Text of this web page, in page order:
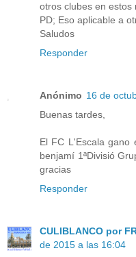
otros clubes en estos
PD; Eso aplicable a
Saludos
Responder
Anónimo 16 de
Buenas tardes,
El FC L'Escala gano
benjamí 1ªDivisió
gracias
Responder
CULIBLANCO por
de 2015 a las 16:04